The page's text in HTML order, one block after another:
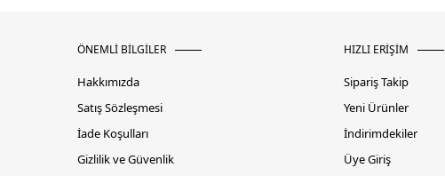
ÖNEMLİ BİLGİLER
Hakkımızda
Satış Sözleşmesi
İade Koşulları
Gizlilik ve Güvenlik
HIZLI ERİŞİM
Sipariş Takip
Yeni Ürünler
İndirimdekiler
Üye Giriş